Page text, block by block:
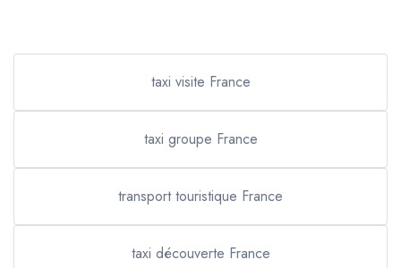
taxi visite France
taxi groupe France
transport touristique France
taxi découverte France